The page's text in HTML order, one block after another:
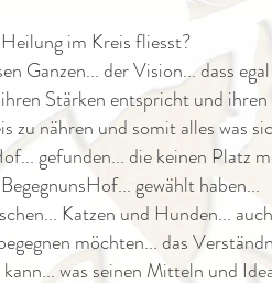
im Kreis fliesst?
Ganzen... der Vision... dass
Stärken entspricht und
zu nähren und somit alles was
gefunden... die keinen Platz
gewählt haben...
Katzen und Hunden...
möchten... das
was seinen Mitteln und